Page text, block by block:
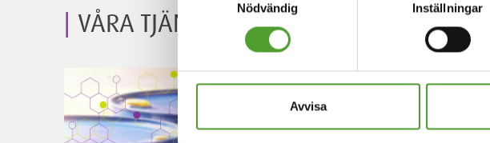
Nödvändig
Inställningar
Avvisa
VÅRA TJÄNSTER